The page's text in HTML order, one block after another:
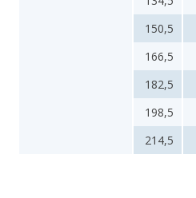
150,5
166,5
182,5
198,5
214,5